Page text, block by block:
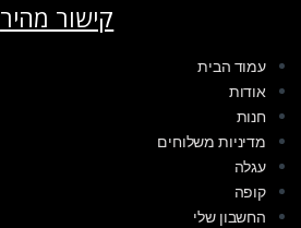
קישור מהיר
עמוד הבית
אודות
חנות
מדיניות משלוחים
עגלה
קופה
החשבון שלי